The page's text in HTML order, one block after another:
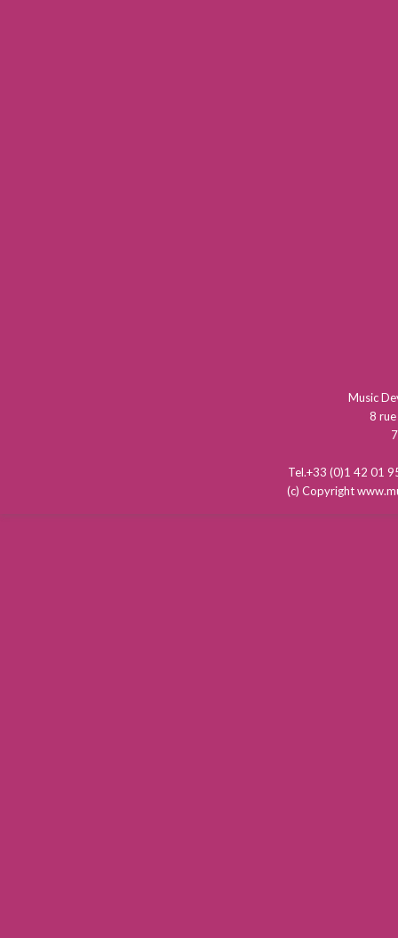
Music
8
Tel.+33 (0)1 42 01
(c) Copyright